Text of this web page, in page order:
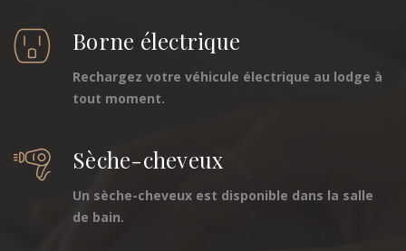
Borne électrique
Rechargez votre véhicule électrique au lodge à
tout moment.
Sèche-cheveux
Un sèche-cheveux est disponible dans la salle
de bain.